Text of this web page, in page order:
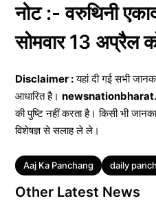
नोट :- वरुथिनी
सोमवार 13 अप्रैल
Disclaimer :यहां दी गई सभी
आधारित है।
की पुष्टि नहीं करता है। किसी भी
विशेषज्ञ से सलाह ले ले।
Tags
Aaj Ka Panchang daily
Other Latest News